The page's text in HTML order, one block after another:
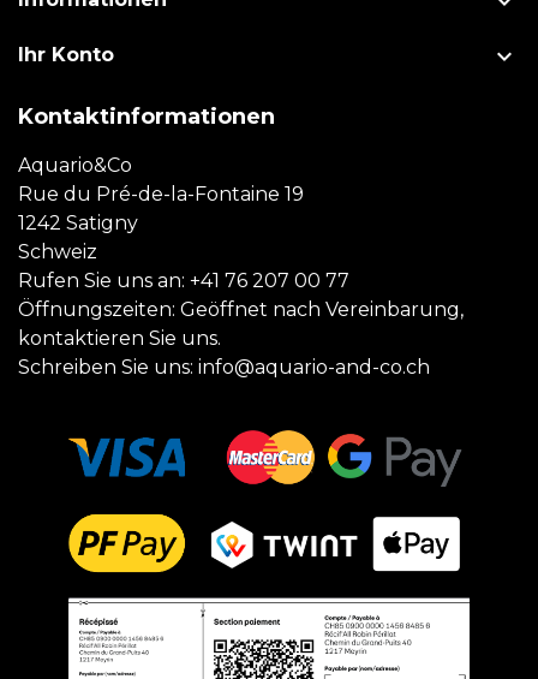
Ihr Konto 
Kontaktinformationen
Aquario&Co
Rue du Pré-de-la-Fontaine 19
1242 Satigny
Schweiz
Rufen Sie uns an: +41 76 207 00 77
Öffnungszeiten: Geöffnet nach Vereinbarung,
kontaktieren Sie uns.
Schreiben Sie uns: info@aquario-and-co.ch